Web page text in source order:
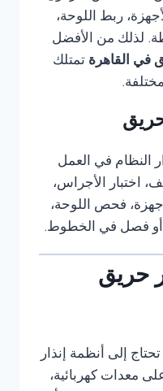
ربط اللوحة،
لذلك من الأفضل
في القاهرة تمتلك
النظام في العمل
اختبار الأجراس،
فحص اللوحة،
أو فصل في الخطوط.
حريق
إلى أنظمة إنذار
معدات كهربائية،